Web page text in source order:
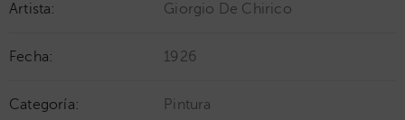
Artista: Giorgio De Chirico
Fecha: 1926
Categoría: Pintura